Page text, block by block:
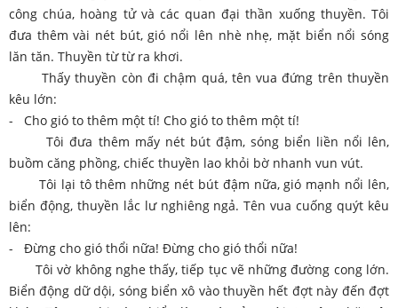
công chúa, hoàng tử và các quan đại thần xuống thuyền. Tôi
đưa thêm vài nét bút, gió nổi lên nhè nhẹ, mặt biển nổi sóng
lăn tăn. Thuyền từ từ ra khơi.
Thấy thuyền còn đi chậm quá, tên vua đứng trên thuyền
kêu lớn:
- Cho gió to thêm một tí! Cho gió to thêm một tí!
Tôi đưa thêm mấy nét bút đậm, sóng biển liền nổi lên,
buồm căng phồng, chiếc thuyền lao khỏi bờ nhanh vun vút.
Tôi lại tô thêm những nét bút đậm nữa, gió mạnh nổi lên,
biển động, thuyền lắc lư nghiêng ngả. Tên vua cuống quýt kêu
lên:
- Đừng cho gió thổi nữa! Đừng cho gió thổi nữa!
Tôi vờ không nghe thấy, tiếp tục vẽ những đường cong lớn.
Biển động dữ dội, sóng biển xô vào thuyền hết đợt này đến đợt